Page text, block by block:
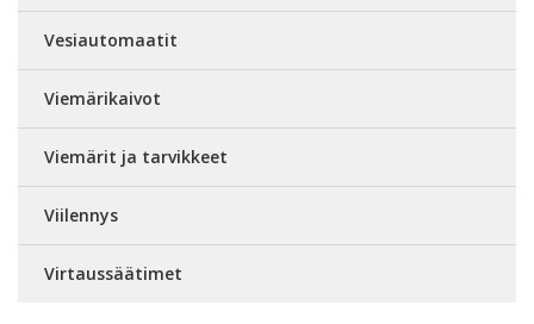
Vesiautomaatit
Viemärikaivot
Viemärit ja tarvikkeet
Viilennys
Virtaussäätimet